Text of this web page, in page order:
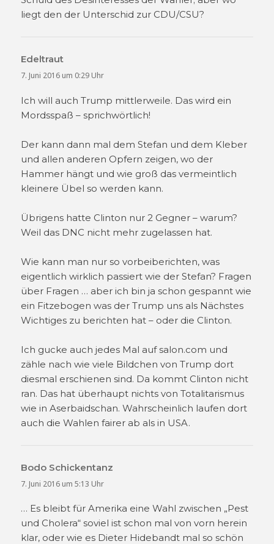
liegt den der Unterschid zur CDU/CSU?
Edeltraut
7. Juni 2016 um 0:29 Uhr
Ich will auch Trump mittlerweile. Das wird ein
Mordsspaß – sprichwörtlich!
Der kann dann mal dem Stefan und dem Kleber
und allen anderen Opfern zeigen, wo der
Hammer hängt und wie groß das vermeintlich
kleinere Übel so werden kann.
Übrigens hatte Clinton nur 2 Gegner – warum?
Weil das DNC nicht mehr zugelassen hat.
Wie kann man nur so vorbeiberichten, was
eigentlich wirklich passiert wie der Stefan? Fragen
über Fragen … aber ich bin ja schon gespannt wie
ein Fitzebogen was der Trump uns als Nächstes
Wichtiges zu berichten hat – oder die Clinton.
Ich gucke auch jedes Mal auf salon.com und
zähle nach wie viele Bildchen von Trump dort
diesmal erschienen sind. Da kommt Clinton nicht
ran. Das hat überhaupt nichts von Totalitarismus
wie in Aserbaidschan. Wahrscheinlich laufen dort
auch die Wahlen fairer ab als in USA.
Bodo Schickentanz
7. Juni 2016 um 5:13 Uhr
… Es bleibt für Amerika eine Wahl zwischen „Pest
und Cholera“ soviel ist schon mal von vorn herein
klar, oder wie es Dieter Hidebandt mal so schön